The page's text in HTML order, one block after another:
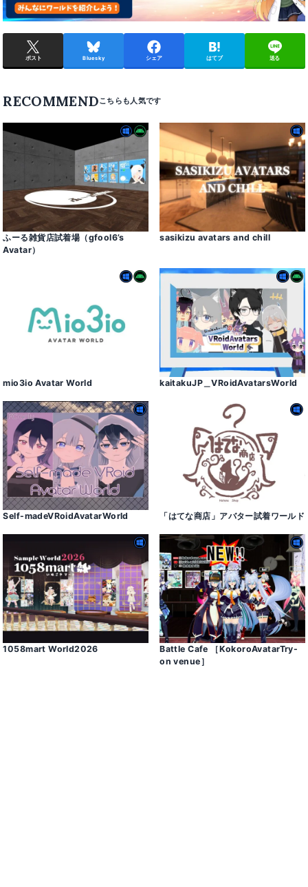
ポスト Bluesky シェア はてブ 送る
RECOMMEND
ふーる雑貨店試着場（gfool6’s
Avatar）
sasikizu avatars and chill
mio3io Avatar World kaitakuJP＿VRoidAvatarsWorld
Self-madeVRoidAvatarWorld 「はてな商店」アバター試着ワールド
1058mart World2026
Battle Cafe ［KokoroAvatarTry-
on venue］